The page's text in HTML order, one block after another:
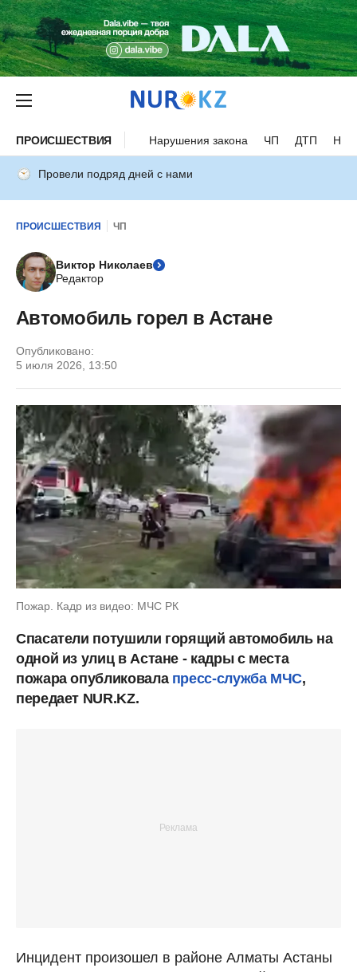
ПРОИСШЕСТВИЯ Нарушения закона ЧП ДТП
Провели подряд дней с нами
ПРОИСШЕСТВИЯ ЧП
Виктор Николаев
Редактор
Автомобиль горел в Астане
Опубликовано:
5 июля 2026, 13:50
Пожар. Кадр из видео: МЧС РК
Спасатели потушили горящий автомобиль на
одной из улиц в Астане - кадры с места
пожара опубликовала пресс-служба МЧС,
передает NUR.KZ.
Инцидент произошел в районе Алматы Астаны